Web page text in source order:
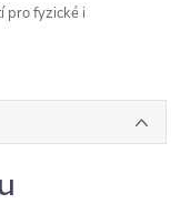
pro fyzické i